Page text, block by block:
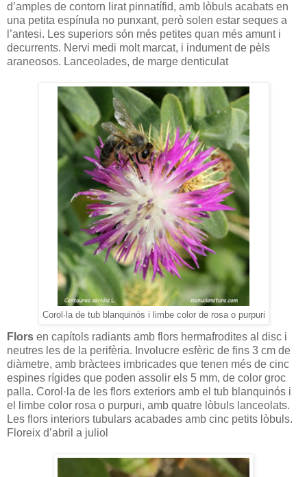
d’amples de contorn lirat pinnatífid, amb lòbuls acabats en
una petita espínula no punxant, però solen estar seques a
l’antesi. Les superiors són més petites quan més amunt i
decurrents. Nervi medi molt marcat, i indument de pèls
araneosos. Lanceolades, de marge denticulat
Corol·la de tub blanquinós i limbe color de rosa o purpuri
Flors en capítols radiants amb flors hermafrodites al disc i
neutres les de la perifèria. Involucre esfèric de fins 3 cm de
diàmetre, amb bràctees imbricades que tenen més de cinc
espines rígides que poden assolir els 5 mm, de color groc
palla. Corol·la de les flors exteriors amb el tub blanquinós i
el limbe color rosa o purpuri, amb quatre lòbuls lanceolats.
Les flors interiors tubulars acabades amb cinc petits lòbuls.
Floreix d’abril a juliol